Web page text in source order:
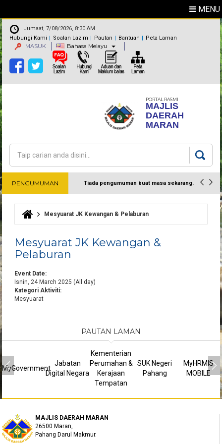
MENU
Jumaat, 7/08/2026, 8:30 AM
Hubungi Kami
Soalan Lazim Pautan Bantuan Peta Laman
MASUK Bahasa Melayu
PORTAL RASMI
MAJLIS
DAERAH
MARAN
Borang carian
Carian
PENGUMUMAN Tiada pengumuman buat masa sekarang.
Harap maklum
Anda di sini
Mesyuarat JK Kewangan & Pelaburan
Mesyuarat JK Kewangan &
Pelaburan
Event Date:
Isnin, 24 March 2025 (All day)
Kategori Aktiviti:
Mesyuarat
PAUTAN LAMAN
MyGovernment
Jabatan
Digital Negara
Kementerian
Perumahan &
Kerajaan
Tempatan
SUK Negeri
Pahang
MyHRMIS
MOBILE
MAJLIS DAERAH MARAN
26500 Maran,
Pahang Darul Makmur.